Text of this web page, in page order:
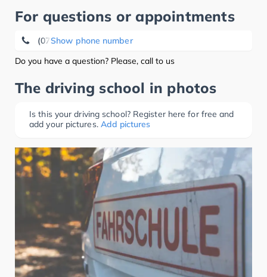
For questions or appointments
Show phone number
(07195) 22 00
Do you have a question? Please, call to us
The driving school in photos
Is this your driving school? Register here for free and
add your pictures. Add pictures